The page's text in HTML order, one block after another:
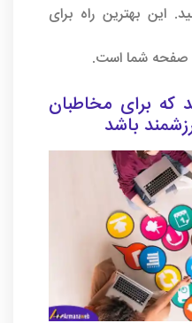
بهترین راه برای
صفحه شما است.
که برای مخاطبان
باشد